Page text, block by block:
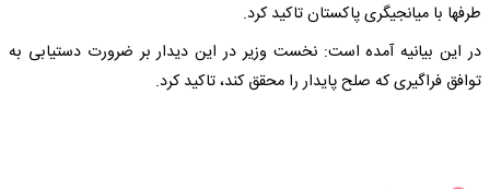
طرفها با میانجیگری پاکستان تاکید کرد.
در این بیانیه آمده است: نخست وزیر در این دیدار بر ضرورت دستیابی به
توافق فراگیری که صلح پایدار را محقق کند، تاکید کرد.